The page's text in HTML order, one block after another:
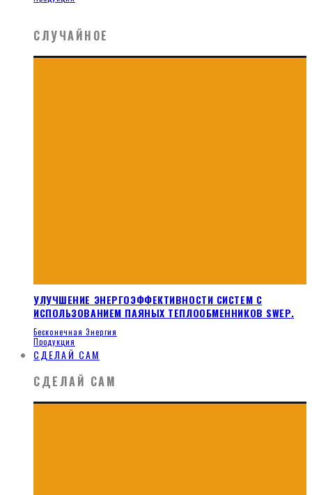
СЛУЧАЙНОЕ
УЛУЧШЕНИЕ ЭНЕРГОЭФФЕКТИВНОСТИ СИСТЕМ С
ИСПОЛЬЗОВАНИЕМ ПАЯНЫХ ТЕПЛООБМЕННИКОВ SWEP.
Бесконечная Энергия
Продукция
СДЕЛАЙ САМ
СДЕЛАЙ САМ